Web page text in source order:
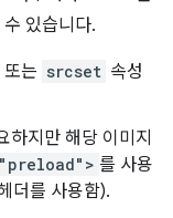
있습니다.
또는 srcset 속성
하지만 해당 이미지
를 사용
더를 사용함).